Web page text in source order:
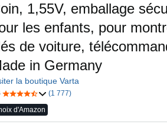
1,55V, emballage
les enfants, pour
de voiture,
in Germany
la boutique Varta
(1 777)
d'Amazon